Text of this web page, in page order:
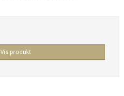
Vis produkt